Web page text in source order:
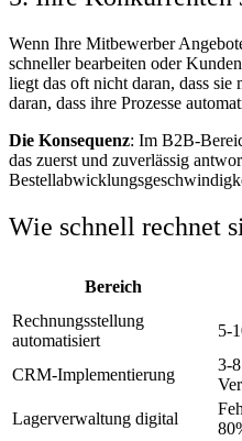
Wenn Ihre Mitbewerber
schneller bearbeiten oder
liegt das oft nicht daran, dass
daran, dass ihre Prozesse
Die Konsequenz: Im B2B-
das zuerst und zuverlässig
Wie schnell rechnet
Bereich
Rechnungsstellung
automatisiert
5-
CRM-Implementierung
3-
Lagerverwaltung digital